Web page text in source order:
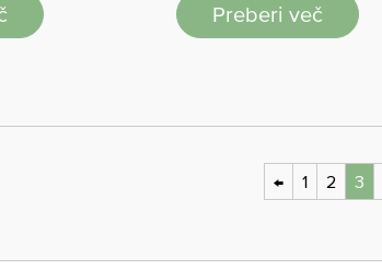
Preberi več
← 1 2 3